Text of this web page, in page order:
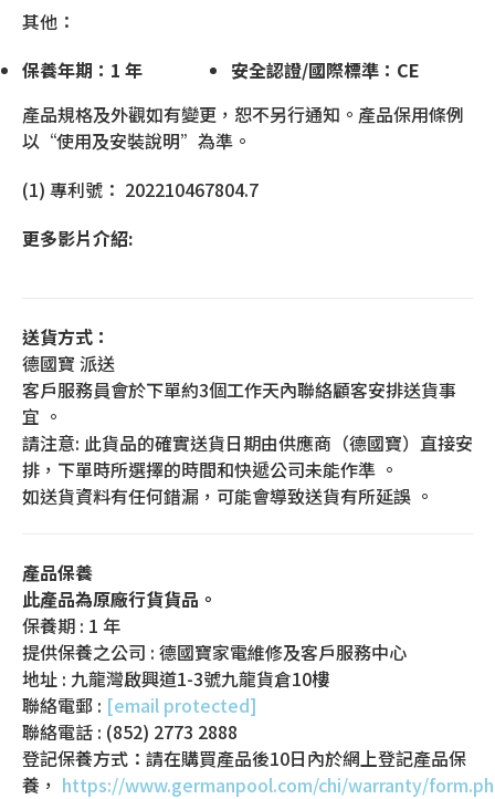
其他：
保養年期：1 年
安全認證/國際標準：CE
產品規格及外觀如有變更，恕不另行通知。產品保用條例
以“使用及安裝說明”為準。
(1) 專利號： 202210467804.7
更多影片介紹:
送貨方式：
德國寶 派送
客戶服務員會於下單約3個工作天內聯絡顧客安排送貨事
宜 。
請注意: 此貨品的確實送貨日期由供應商（德國寶）直接安
排，下單時所選擇的時間和快遞公司未能作準 。
如送貨資料有任何錯漏，可能會導致送貨有所延誤 。
產品保養
此產品為原廠行貨貨品。
保養期 : 1 年
提供保養之公司 : 德國寶家電維修及客戶服務中心
地址 : 九龍灣啟興道1-3號九龍貨倉10樓
聯絡電郵 : [email protected]
聯絡電話 : (852) 2773 2888
登記保養方式：請在購買產品後10日內於網上登記產品保
養， https://www.germanpool.com/chi/warranty/